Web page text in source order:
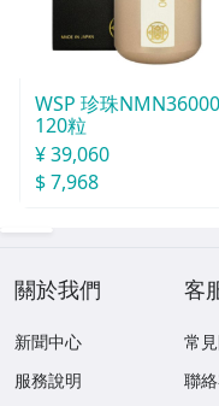
WSP 珍珠NMN36000
120粒
¥ 39,060
$ 7,968
關於我們
新聞中心
服務說明
客
常
聯